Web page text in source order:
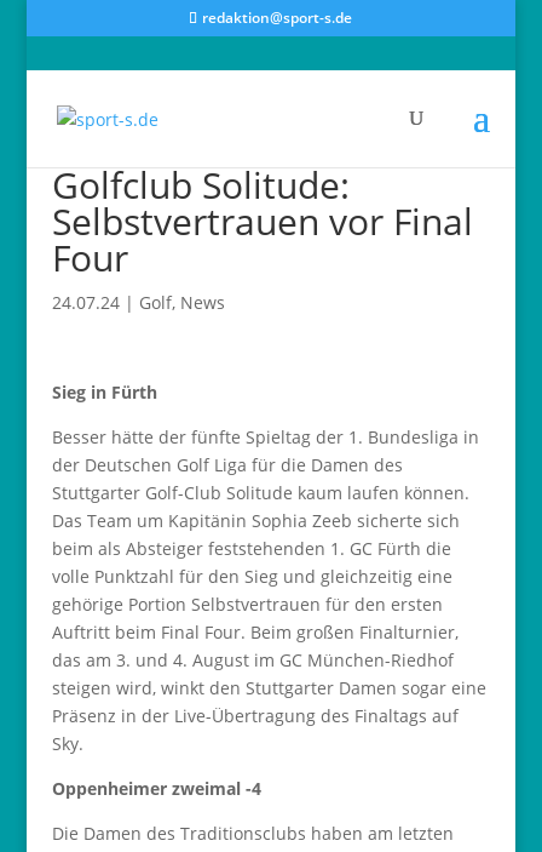
redaktion@sport-s.de
Golfclub Solitude:
Selbstvertrauen vor Final
Four
24.07.24| Golf, News
Sieg in Fürth
Besser hätte der fünfte Spieltag der 1. Bundesliga in
der Deutschen Golf Liga für die Damen des
Stuttgarter Golf-Club Solitude kaum laufen können.
Das Team um Kapitänin Sophia Zeeb sicherte sich
beim als Absteiger feststehenden 1. GC Fürth die
volle Punktzahl für den Sieg und gleichzeitig eine
gehörige Portion Selbstvertrauen für den ersten
Auftritt beim Final Four. Beim großen Finalturnier,
das am 3. und 4. August im GC München-Riedhof
steigen wird, winkt den Stuttgarter Damen sogar eine
Präsenz in der Live-Übertragung des Finaltags auf
Sky.
Oppenheimer zweimal -4
Die Damen des Traditionsclubs haben am letzten